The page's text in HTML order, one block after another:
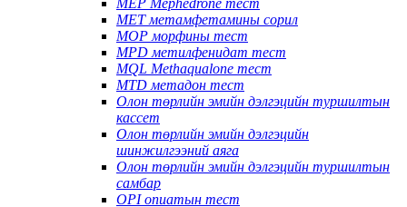
MEP Mephedrone тест
MET метамфетамины сорил
MOP морфины тест
MPD метилфенидат тест
MQL Methaqualone тест
MTD метадон тест
Олон төрлийн эмийн дэлгэцийн туршилтын
кассет
Олон төрлийн эмийн дэлгэцийн
шинжилгээний аяга
Олон төрлийн эмийн дэлгэцийн туршилтын
самбар
OPI опиатын тест